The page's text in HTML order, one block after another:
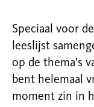
Speciaal voor
leeslijst
op de thema’s
bent helemaal
moment zin in